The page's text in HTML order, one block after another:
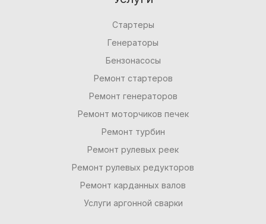
Стартеры
Генераторы
Бензонасосы
Ремонт стартеров
Ремонт генераторов
Ремонт моторчиков печек
Ремонт турбин
Ремонт рулевых реек
Ремонт рулевых редукторов
Ремонт карданных валов
Услуги аргонной сварки